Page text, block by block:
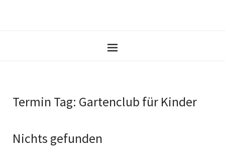
Termin Tag: Gartenclub für Kinder
Nichts gefunden